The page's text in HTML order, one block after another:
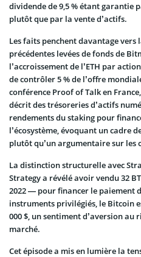
dividende de 9,5 % étant garantie
plutôt que par la vente d’actifs.
Les faits penchent davantage
précédentes levées de fonds de
l’accroissement de l’ETH par
de contrôler 5 % de l’offre
conférence Proof of Talk en
décrit des trésoreries d’actifs
rendements du staking pour
l’écosystème, évoquant un cadre
plutôt qu’un argumentaire sur les
La distinction structurelle avec
Strategy a révélé avoir vendu 32
2022 — pour financer le paiement
instruments privilégiés, le Bitcoin
000 $, un sentiment d’aversion au
marché.
Cet épisode a mis en lumière la